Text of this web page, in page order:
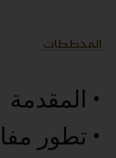
المخططات
• المقدمة
• تطور